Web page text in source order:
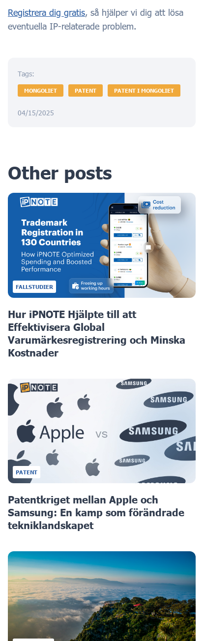
Registrera dig gratis, så hjälper vi dig att lösa
eventuella IP-relaterade problem.
Tags:
MONGOLIET PATENT PATENT I MONGOLIET
04/15/2025
Other posts
FALLSTUDIER
Hur iPNOTE Hjälpte till att
Effektivisera Global
Varumärkesregistrering och Minska
Kostnader
PATENT
Patentkriget mellan Apple och
Samsung: En kamp som förändrade
tekniklandskapet